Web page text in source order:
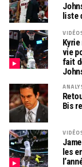
liste
vie
fait
Bis
les